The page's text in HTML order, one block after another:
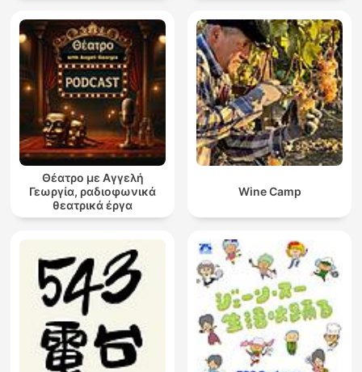
Θέατρο με Αγγελή
Γεωργία, ραδιοφωνικά
θεατρικά έργα
Wine Camp